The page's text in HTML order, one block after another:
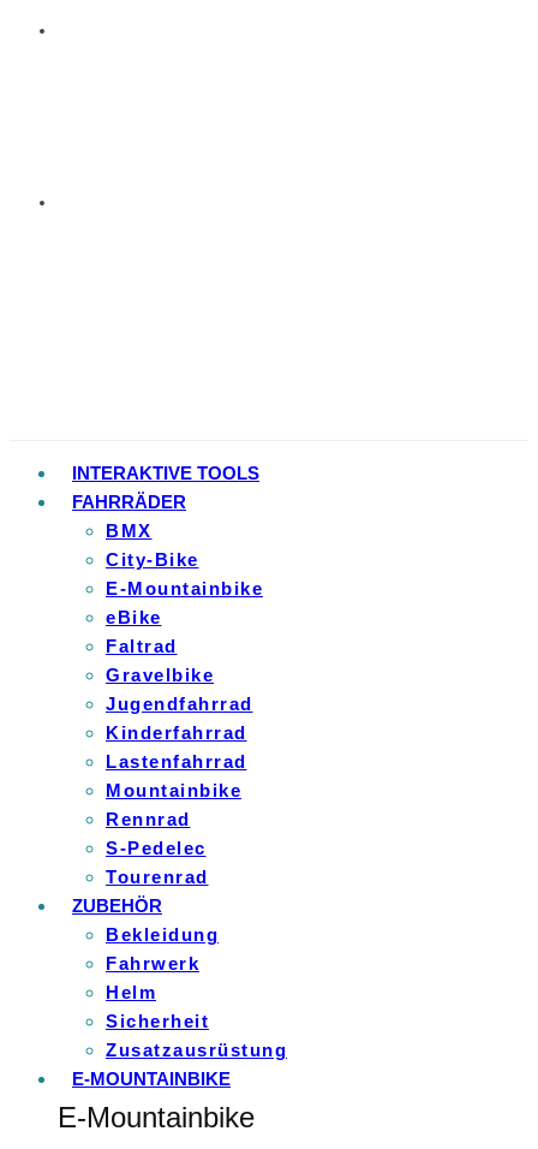
INTERAKTIVE TOOLS
FAHRRÄDER
BMX
City-Bike
E-Mountainbike
eBike
Faltrad
Gravelbike
Jugendfahrrad
Kinderfahrrad
Lastenfahrrad
Mountainbike
Rennrad
S-Pedelec
Tourenrad
ZUBEHÖR
Bekleidung
Fahrwerk
Helm
Sicherheit
Zusatzausrüstung
E-MOUNTAINBIKE
E-Mountainbike